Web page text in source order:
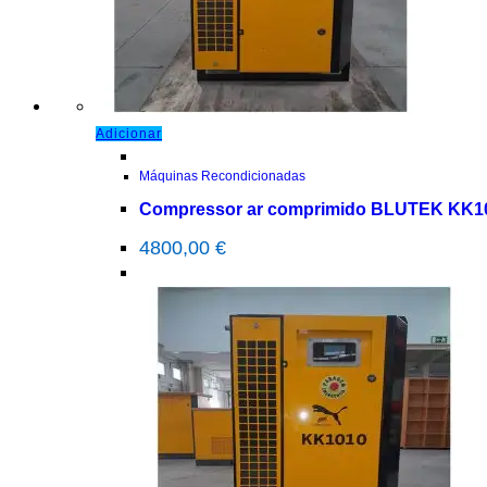
Adicionar
Máquinas Recondicionadas
Compressor ar comprimido BLUTEK
4800,00 €